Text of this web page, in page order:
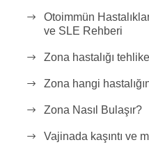
Otoimmün
ve SLE Rehberi
Zona hastalığı
Zona hangi
Zona Nasıl Bulaşır?
Vajinada kaşıntı ve